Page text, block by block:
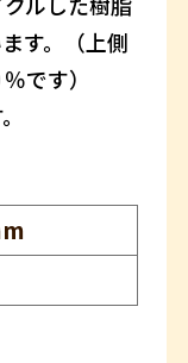
す。（上側
です）